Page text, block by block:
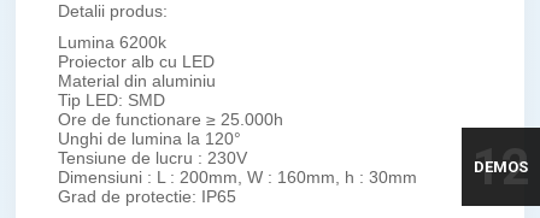
Detalii produs:
Lumina 6200k
Proiector alb cu LED
Material din aluminiu
Tip LED: SMD
Ore de functionare ≥ 25.000h
Unghi de lumina la 120°
Tensiune de lucru : 230V
Dimensiuni : L : 200mm, W : 160mm, h : 30mm
Grad de protectie: IP65
DEMOS
12